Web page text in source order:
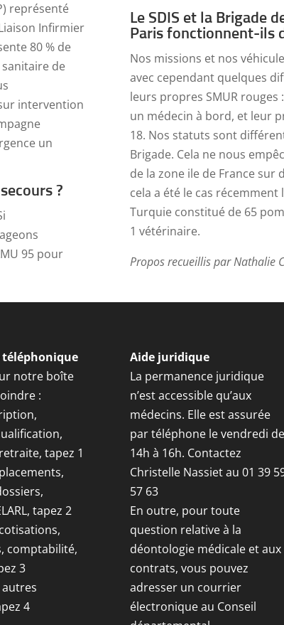
représenté
Infirmier
80 % de
de
intervention
un
?
95 pour
Le SDIS et la Brigade
Paris fonctionnent-ils
Nos missions et nos
avec cependant quelques
leurs propres SMUR
un médecin à bord, et leur
18. Nos statuts sont
Brigade. Cela ne nous
de la zone ile de France
cela a été le cas récemment
Turquie constitué de 65
1 vétérinaire.
Propos recueillis par Nathalie
téléphonique
notre boîte
:
tapez 1
tapez 2
comptabilité,
3
4
Aide juridique
La permanence juridique
n’est accessible qu’aux
médecins. Elle est assurée
par téléphone le vendredi de
14h à 16h. Contactez
Christelle Nassiet au 01 39
57 63
En outre, pour toute
question relative à la
déontologie médicale et aux
contrats, vous pouvez
adresser un courrier
électronique au Conseil